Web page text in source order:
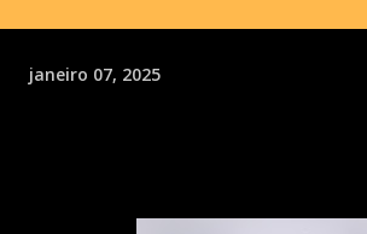
janeiro 07, 2025